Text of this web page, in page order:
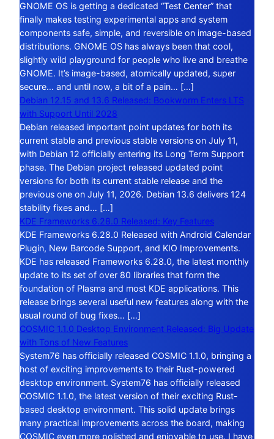
GNOME OS is getting a dedicated “Test Center” that
finally makes testing experimental apps and system
components safe, simple, and reversible on image-based
distributions. GNOME OS has always been that cool,
slightly wild playground for people who live and breathe
GNOME. It’s image-based, atomically updated, super
secure… and until now, a bit of a pain… […]
Debian 12.15 and 13.6 Released: Bookworm Enters LTS
with Support Until 2028
Debian released important point updates for both its
current stable and previous stable versions on July 11,
with Debian 12 officially entering its Long Term Support
phase. The Debian project released updated point
versions for both its current stable release and the
previous one on July 11, 2026. Debian 13.6 delivers 124
stability fixes and… […]
KDE Frameworks 6.28.0 Released: Key Features
KDE Frameworks 6.28.0 Released with Android Calendar
Plugin, New Barcode Support, and KIO Improvements.
KDE has released Frameworks 6.28.0, the latest monthly
update to its set of over 80 libraries that form the
foundation of Plasma and most KDE applications. This
release brings several useful new features along with the
usual round of bug fixes… […]
COSMIC 1.1.0 Desktop Environment Released: Big Update
with Tons of New Features
System76 has officially released COSMIC 1.1.0, bringing a
host of exciting improvements to their Rust-powered
desktop environment. System76 has officially released
COSMIC 1.1.0, the latest version of their exciting Rust-
based desktop environment. This solid update brings
many practical improvements across the board, making
COSMIC even more polished and enjoyable to use. I have